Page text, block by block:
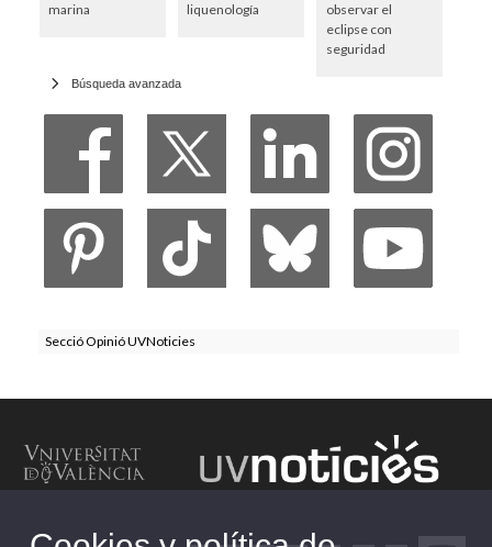
marina
liquenología
observar el
eclipse con
seguridad
Búsqueda avanzada
Secció Opinió UVNoticies